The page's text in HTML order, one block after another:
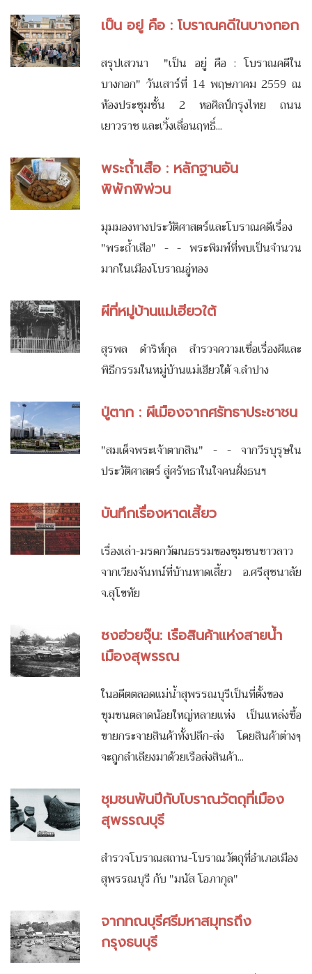
เป็น อยู่ คือ : โบราณคดีในบางกอก
สรุปเสวนา "เป็น อยู่ คือ : โบราณคดีใน
บางกอก" วันเสาร์ที่ 14 พฤษภาคม 2559 ณ
ห้องประชุมชั้น 2 หอศิลป์กรุงไทย ถนน
เยาวราช และเวิ้งเลื่อนฤทธิ์...
พระถ้ำเสือ : หลักฐานอัน
พิพักพิพ่วน
มุมมองทางประวัติศาสตร์และโบราณคดีเรื่อง
"พระถ้ำเสือ" - - พระพิมพ์ที่พบเป็นจำนวน
มากในเมืองโบราณอู่ทอง
ผีที่หมู่บ้านแม่เฮียวใต้
สุรพล ดำริห์กุล สำรวจความเชื่อเรื่องผีและ
พิธีกรรมในหมู่บ้านแม่เฮียวใต้ จ.ลำปาง
ปู่ตาก : ผีเมืองจากศรัทธาประชาชน
"สมเด็จพระเจ้าตากสิน" - - จากวีรบุรุษใน
ประวัติศาสตร์ สู่ศรัทธาในใจคนฝั่งธนฯ
บันทึกเรื่องหาดเสี้ยว
เรื่องเล่า-มรดกวัฒนธรรมของชุมชนชาวลาว
จากเวียงจันทน์ที่บ้านหาดเสี้ยว อ.ศรีสุชนาลัย
จ.สุโขทัย
ซงฮ่วยจุ๊น: เรือสินค้าแห่งสายน้ำ
เมืองสุพรรณ
ในอดีตตลอดแม่น้ำสุพรรณบุรีเป็นที่ตั้งของ
ชุมชนตลาดน้อยใหญ่หลายแห่ง เป็นแหล่งซื้อ
ขายกระจายสินค้าทั้งปลีก-ส่ง โดยสินค้าต่างๆ
จะถูกลำเลียงมาด้วยเรือส่งสินค้า...
ชุมชนพันปีกับโบราณวัตถุที่เมือง
สุพรรณบุรี
สำรวจโบราณสถาน-โบราณวัตถุที่อำเภอเมือง
สุพรรณบุรี กับ "มนัส โอภากุล"
จากทณบุรีศรีมหาสมุทรถึง
กรุงธนบุรี